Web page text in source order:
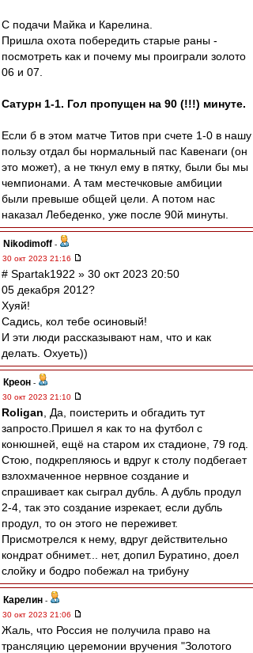
С подачи Майка и Карелина.
Пришла охота побередить старые раны -
посмотреть как и почему мы проиграли золото
06 и 07.
Сатурн 1-1. Гол пропущен на 90 (!!!) минуте.
Если б в этом матче Титов при счете 1-0 в нашу
пользу отдал бы нормальный пас Кавенаги (он
это может), а не ткнул ему в пятку, были бы мы
чемпионами. А там местечковые амбиции
были превыше общей цели. А потом нас
наказал Лебеденко, уже после 90й минуты.
Nikodimoff -
30 окт 2023 21:16
# Spartak1922 » 30 окт 2023 20:50
05 декабря 2012?
Хуяй!
Садись, кол тебе осиновый!
И эти люди рассказывают нам, что и как
делать. Охуеть))
Креон -
30 окт 2023 21:10
Roligan , Да, поистерить и обгадить тут
запросто.Пришел я как то на футбол с
конюшней, ещё на старом их стадионе, 79 год.
Стою, подкрепляюсь и вдруг к столу подбегает
взлохмаченное нервное создание и
спрашивает как сыграл дубль. А дубль продул
2-4, так это создание изрекает, если дубль
продул, то он этого не переживет.
Присмотрелся к нему, вдруг действительно
кондрат обнимет... нет, допил Буратино, доел
слойку и бодро побежал на трибуну
Карелин -
30 окт 2023 21:06
Жаль, что Россия не получила право на
трансляцию церемонии вручения "Золотого